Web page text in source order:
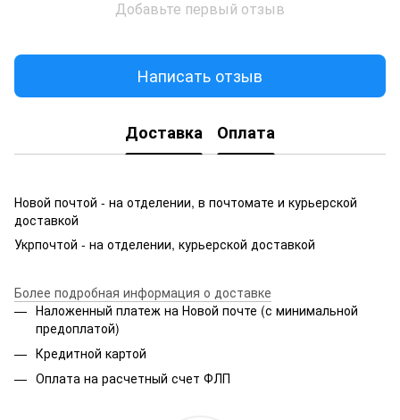
Добавьте первый отзыв
Написать отзыв
Доставка Оплата
Новой почтой - на отделении, в почтомате и курьерской
доставкой
Укрпочтой - на отделении, курьерской доставкой
Более подробная информация о доставке
Наложенный платеж на Новой почте (с минимальной
предоплатой)
Кредитной картой
Оплата на расчетный счет ФЛП